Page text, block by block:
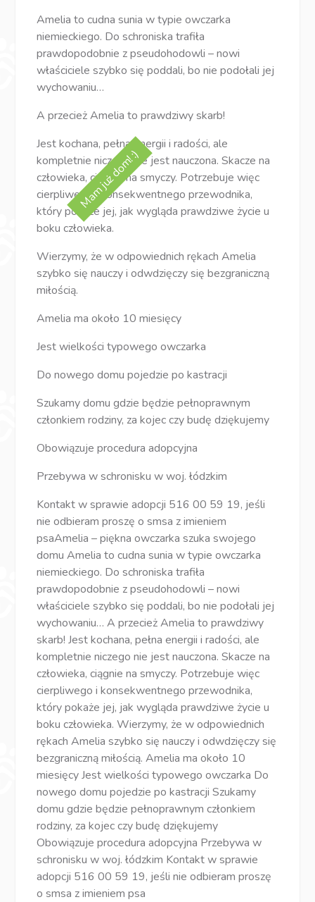
Mam już dom! :)
Amelia to cudna sunia w typie owczarka
niemieckiego. Do schroniska trafiła
prawdopodobnie z pseudohodowli – nowi
właściciele szybko się poddali, bo nie podołali jej
wychowaniu…
A przecież Amelia to prawdziwy skarb!
Jest kochana, pełna energii i radości, ale
kompletnie niczego nie jest nauczona. Skacze na
człowieka, ciągnie na smyczy. Potrzebuje więc
cierpliwego i konsekwentnego przewodnika,
który pokaże jej, jak wygląda prawdziwe życie u
boku człowieka.
Wierzymy, że w odpowiednich rękach Amelia
szybko się nauczy i odwdzięczy się bezgraniczną
miłością.
Amelia ma około 10 miesięcy
Jest wielkości typowego owczarka
Do nowego domu pojedzie po kastracji
Szukamy domu gdzie będzie pełnoprawnym
członkiem rodziny, za kojec czy budę dziękujemy
Obowiązuje procedura adopcyjna
Przebywa w schronisku w woj. łódzkim
Kontakt w sprawie adopcji 516 00 59 19, jeśli
nie odbieram proszę o smsa z imieniem
psaAmelia – piękna owczarka szuka swojego
domu Amelia to cudna sunia w typie owczarka
niemieckiego. Do schroniska trafiła
prawdopodobnie z pseudohodowli – nowi
właściciele szybko się poddali, bo nie podołali jej
wychowaniu… A przecież Amelia to prawdziwy
skarb! Jest kochana, pełna energii i radości, ale
kompletnie niczego nie jest nauczona. Skacze na
człowieka, ciągnie na smyczy. Potrzebuje więc
cierpliwego i konsekwentnego przewodnika,
który pokaże jej, jak wygląda prawdziwe życie u
boku człowieka. Wierzymy, że w odpowiednich
rękach Amelia szybko się nauczy i odwdzięczy się
bezgraniczną miłością. Amelia ma około 10
miesięcy Jest wielkości typowego owczarka Do
nowego domu pojedzie po kastracji Szukamy
domu gdzie będzie pełnoprawnym członkiem
rodziny, za kojec czy budę dziękujemy
Obowiązuje procedura adopcyjna Przebywa w
schronisku w woj. łódzkim Kontakt w sprawie
adopcji 516 00 59 19, jeśli nie odbieram proszę
o smsa z imieniem psa